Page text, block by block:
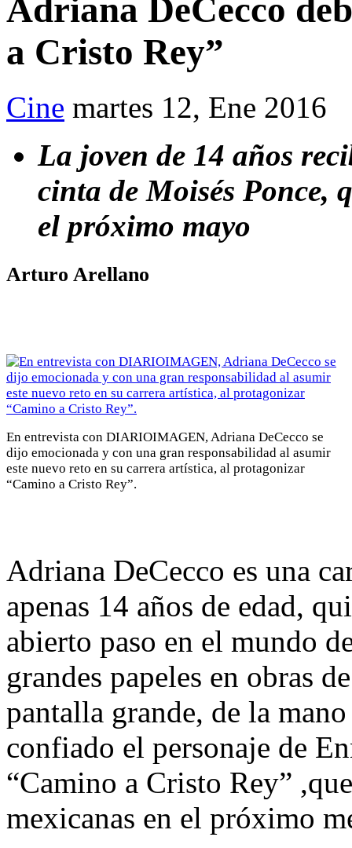
Adriana DeCecco
a Cristo Rey”
Cine martes 12, Ene 2016
La joven de 14 años
cinta de Moisés Ponce,
el próximo mayo
Arturo Arellano
En entrevista con DIARIOIMAGEN, Adriana DeCecco se
dijo emocionada y con una gran responsabilidad al asumir
este nuevo reto en su carrera artística, al protagonizar
“Camino a Cristo Rey”.
Adriana DeCecco es una
apenas 14 años de edad,
abierto paso en el mundo
grandes papeles en obras
pantalla grande, de la
confiado el personaje de
“Camino a Cristo Rey”
mexicanas en el próximo